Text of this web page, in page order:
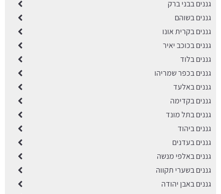
גננים בבני ברק
גננים בשוהם
גננים בקרית אונו
גננים בכוכב יאיר
גננים בלוד
גננים בכפר שמריהו
גננים באלעד
גננים בקדימה
גננים בתל מונד
גננים ביהוד
גננים בעדנים
גננים באלפי מנשה
גננים בשערי תקווה
גננים באבן יהודה